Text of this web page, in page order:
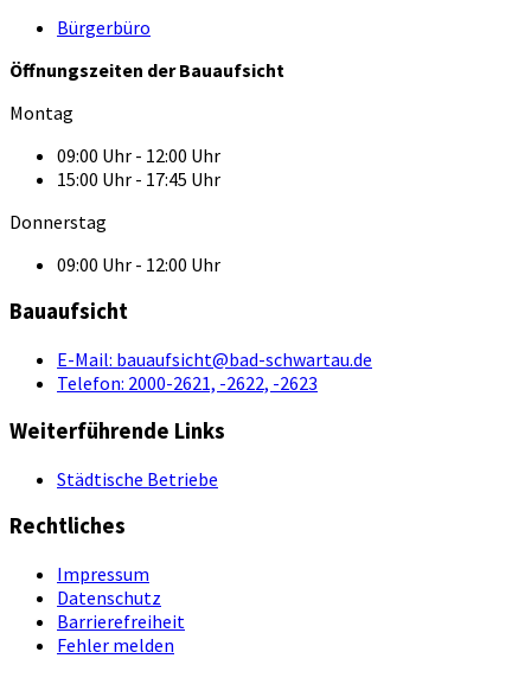
Bürgerbüro
Öffnungszeiten der Bauaufsicht
Montag
09:00 Uhr - 12:00 Uhr
15:00 Uhr - 17:45 Uhr
Donnerstag
09:00 Uhr - 12:00 Uhr
Bauaufsicht
E-Mail: bauaufsicht@bad-schwartau.de
Telefon: 2000-2621, -2622, -2623
Weiterführende Links
Städtische Betriebe
Rechtliches
Impressum
Datenschutz
Barrierefreiheit
Fehler melden